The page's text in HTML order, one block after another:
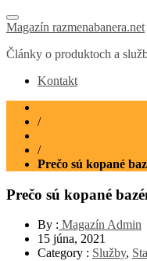
Magazín razmenabanera.net
Články o produktoch a
Kontakt
/
/
Prečo sú kopané
Prečo sú kopané
By : Magazín Admin
15 júna, 2021
Category : Služby,